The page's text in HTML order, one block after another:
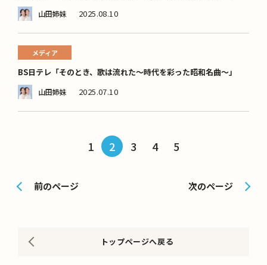
山田姉妹 2025.08.10
メディア
BS日テレ「そのとき、歌は流れた～時代を彩った昭和名曲～」
山田姉妹 2025.07.10
1 2 3 4 5
前のページ 次のページ
トップページへ戻る